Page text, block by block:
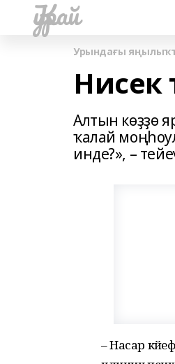
Ҡурай
Урындағы
Нисек
Алтын көҙҙө
ҡалай
инде?», –
– Насар